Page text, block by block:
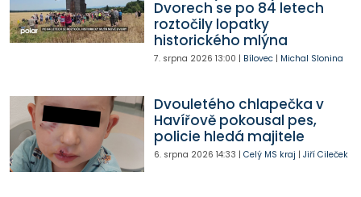
Dvorech se po 84 letech
roztočily lopatky
historického mlýna
7. srpna 2026 13:00 | Bílovec| Michal Slonina
Dvouletého chlapečka v
Havířově pokousal pes,
policie hledá majitele
6. srpna 2026 14:33 | Celý MS kraj | Jiří Cileček